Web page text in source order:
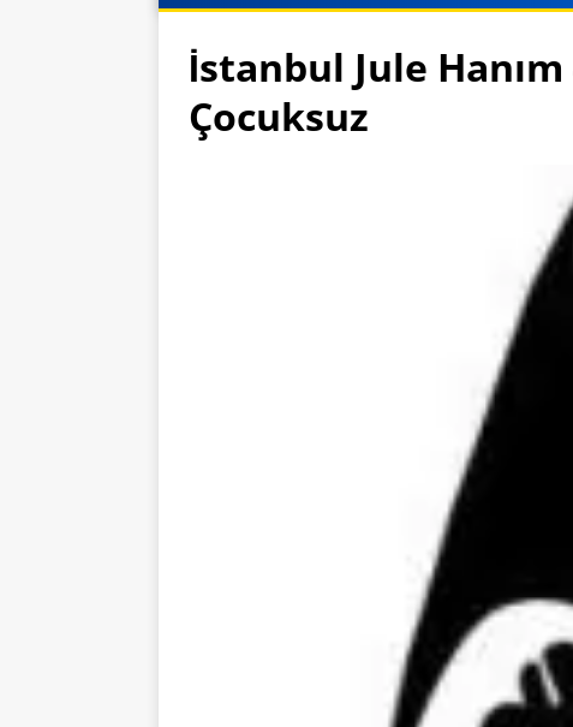
İstanbul Jule
Çocuksuz